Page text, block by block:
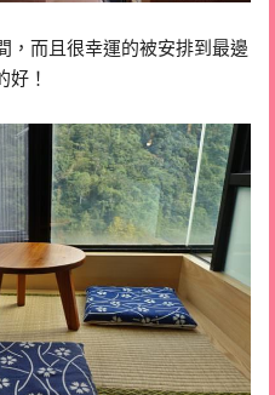
，而且很幸運的被安排到最邊
好！